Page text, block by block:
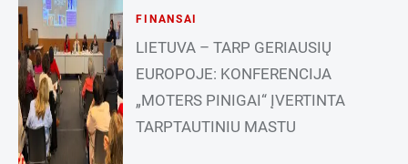
FINANSAI
LIETUVA – TARP GERIAUSIŲ
EUROPOJE: KONFERENCIJA
„MOTERS PINIGAI“ ĮVERTINTA
TARPTAUTINIU MASTU